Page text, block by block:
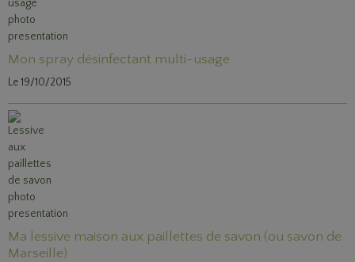
Mon spray désinfectant multi-usage
Le 19/10/2015
Ma lessive maison aux paillettes de savon (ou savon de
Marseille)